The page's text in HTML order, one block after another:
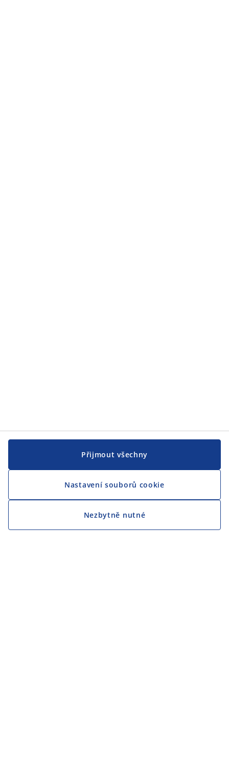
Přijmout všechny
Nastavení souborů cookie
Nezbytně nutné